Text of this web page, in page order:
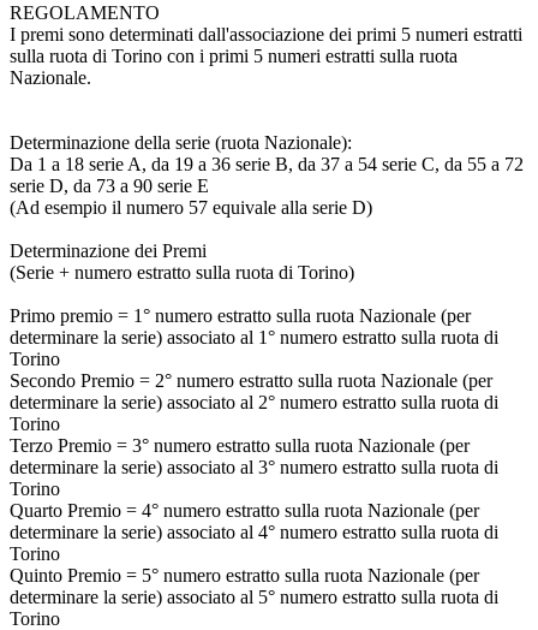
REGOLAMENTO
I premi sono determinati dall'associazione dei primi 5 numeri estratti
sulla ruota di Torino con i primi 5 numeri estratti sulla ruota
Nazionale.
Determinazione della serie (ruota Nazionale):
Da 1 a 18 serie A, da 19 a 36 serie B, da 37 a 54 serie C, da 55 a 72
serie D, da 73 a 90 serie E
(Ad esempio il numero 57 equivale alla serie D)
Determinazione dei Premi
(Serie + numero estratto sulla ruota di Torino)
Primo premio = 1° numero estratto sulla ruota Nazionale (per
determinare la serie) associato al 1° numero estratto sulla ruota di
Torino
Secondo Premio = 2° numero estratto sulla ruota Nazionale (per
determinare la serie) associato al 2° numero estratto sulla ruota di
Torino
Terzo Premio = 3° numero estratto sulla ruota Nazionale (per
determinare la serie) associato al 3° numero estratto sulla ruota di
Torino
Quarto Premio = 4° numero estratto sulla ruota Nazionale (per
determinare la serie) associato al 4° numero estratto sulla ruota di
Torino
Quinto Premio = 5° numero estratto sulla ruota Nazionale (per
determinare la serie) associato al 5° numero estratto sulla ruota di
Torino